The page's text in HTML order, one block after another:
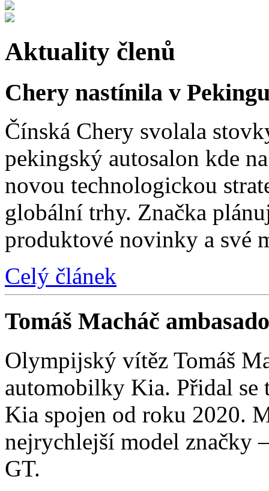
Aktuality členů
Chery nastínila v
Čínská Chery svolala
pekingský autosalon kde
novou technologickou
globální trhy. Značka
produktové novinky a své
Celý článek
Tomáš Macháč
Olympijský vítěz Tomáš
automobilky Kia. Přidal se
Kia spojen od roku 2020.
nejrychlejší model značky
GT.